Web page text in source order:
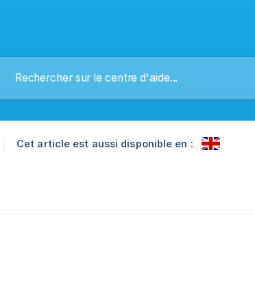
Cet article est aussi disponible en :